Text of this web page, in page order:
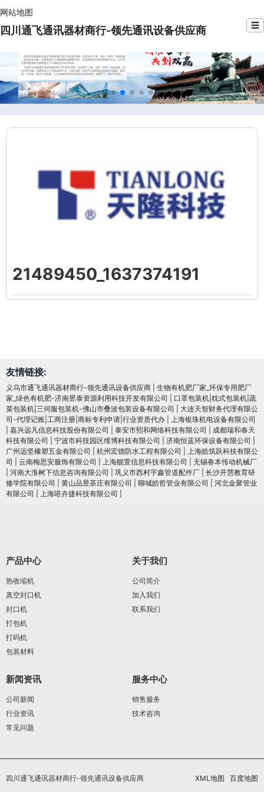
网站地图
四川通飞通讯器材商行-领先通讯设备供应商 ☰
21489450_1637374191
友情链接:
义乌市通飞通讯器材商行-领先通讯设备供应商
生物有机肥厂家_环保专用肥厂
家_绿色有机肥-济南昱泰资源利用科技开发有限公司
口罩包装机|枕式包装机|蔬
菜包装机|三伺服包装机-佛山市叠波包装设备有限公司
大连天智财务代理有限公
司-代理记账|工商注册|商标专利申请|行业资质代办
上海银珠机电设备有限公司
嘉兴远凡信息科技股份有限公司 泰安市熙和网络科技有限公司
成都瑞和春天
科技有限公司
宁波市科技园区维博科技有限公司 济南恒蓝环保设备有限公司
广州远坚橡塑五金有限公司
杭州宏德防水工程有限公司
上海皓筑跃科技有限公
司
云南梅思安服饰有限公司 上海舰萱信息科技有限公司
无锡春本传动机械厂
河南大淮树下信息咨询有限公司 巩义市西村宇鑫管道配件厂
长沙开慧教育研
修学院有限公司
黄山品昱茶庄有限公司 聊城皓哲管业有限公司
河北金聚管业
有限公司
上海嗒卉捷科技有限公司
产品中心
热收缩机
真空封口机
封口机
打包机
打码机
包装材料
关于我们
公司简介
加入我们
联系我们
新闻资讯
公司新闻
行业资讯
常见问题
服务中心
销售服务
技术咨询
四川通飞通讯器材商行-领先通讯设备供应商 XML地图 百度地图